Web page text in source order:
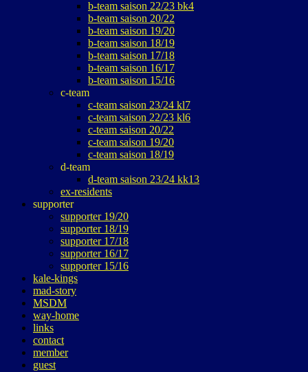
b-team saison 22/23 bk4
b-team saison 20/22
b-team saison 19/20
b-team saison 18/19
b-team saison 17/18
b-team saison 16/17
b-team saison 15/16
c-team
c-team saison 23/24 kl7
c-team saison 22/23 kl6
c-team saison 20/22
c-team saison 19/20
c-team saison 18/19
d-team
d-team saison 23/24 kk13
ex-residents
supporter
supporter 19/20
supporter 18/19
supporter 17/18
supporter 16/17
supporter 15/16
kale-kings
mad-story
MSDM
way-home
links
contact
member
guest